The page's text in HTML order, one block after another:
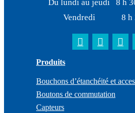
Du lundi au jeudi
8 h
Vendredi
8 h
Produits
Bouchons d’étanchéité et
Boutons de commutation
Capteurs